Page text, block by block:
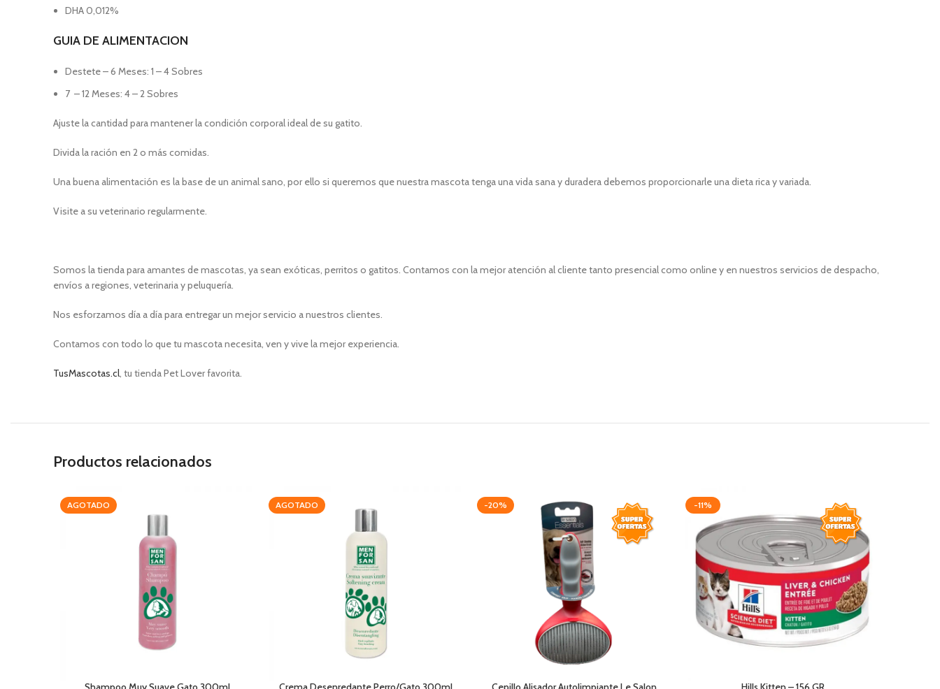
DHA 0,012%
GUIA DE ALIMENTACION
Destete – 6 Meses: 1 – 4 Sobres
7 – 12 Meses: 4 – 2 Sobres
Ajuste la cantidad para mantener la condición corporal ideal de su gatito.
Divida la ración en 2 o más comidas.
Una buena alimentación es la base de un animal sano, por ello si queremos que nuestra mascota tenga una vida sana y duradera debemos proporcionarle una dieta rica y variada.
Visite a su veterinario regularmente.
Somos la tienda para amantes de mascotas, ya sean exóticas, perritos o gatitos. Contamos con la mejor atención al cliente tanto presencial como online y en nuestros servicios de despacho,
envíos a regiones, veterinaria y peluquería.
Nos esforzamos día a día para entregar un mejor servicio a nuestros clientes.
Contamos con todo lo que tu mascota necesita, ven y vive la mejor experiencia.
TusMascotas.cl, tu tienda Pet Lover favorita.
Productos relacionados
AGOTADO AGOTADO -20% -11%